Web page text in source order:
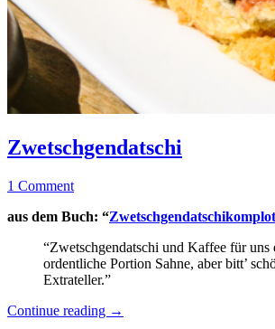
·
Backen
Kuchen
Torten
Rezepte
Zwetschgendatschi
23.
202315.
Elly
1 Comment
aus dem Buch: “
“Zwetschgendatschi und Kaffee für uns
ordentliche Portion Sahne, aber bitt’
Extrateller.”
Continue reading “Zwetschgendatschi”
→